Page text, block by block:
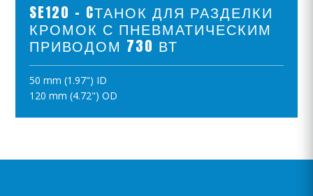
SE120 - CТАНОК ДЛЯ РАЗДЕЛКИ
КРОМОК С ПНЕВМАТИЧЕСКИМ
ПРИВОДОМ 730 ВТ
50 mm (1.97") ID
120 mm (4.72") OD
ПОЛОЖИТЪ В КОРЗИНУ